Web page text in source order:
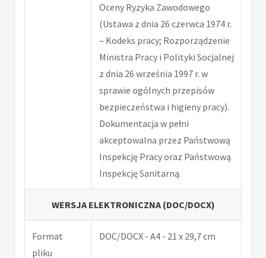
Oceny Ryzyka Zawodowego
(Ustawa z dnia 26 czerwca 1974 r.
– Kodeks pracy; Rozporządzenie
Ministra Pracy i Polityki Socjalnej
z dnia 26 września 1997 r. w
sprawie ogólnych przepisów
bezpieczeństwa i higieny pracy).
Dokumentacja w pełni
akceptowalna przez Państwową
Inspekcję Pracy oraz Państwową
Inspekcję Sanitarną.
WERSJA ELEKTRONICZNA (DOC/DOCX)
Format
pliku
DOC/DOCX - A4 - 21 x 29,7 cm